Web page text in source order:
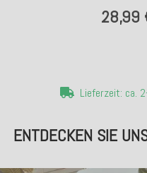
Farben
28,99
Lieferzeit: ca.
ENTDECKEN SIE